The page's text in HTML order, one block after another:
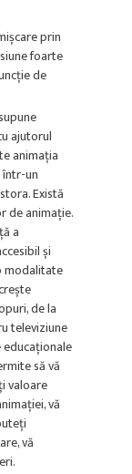
prin
foarte
de
ajutorul
animația
un
Există
de animație.
a
și
modalitate
de la
televiziune
să vă
valoare
vă
vă